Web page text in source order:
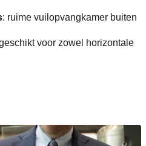
: ruime vuilopvangkamer buiten
voor zowel horizontale